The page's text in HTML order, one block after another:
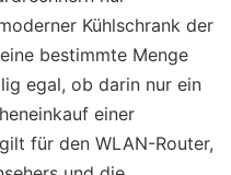
Kühlschrank der
bestimmte Menge
egal, ob darin nur ein
einer
für den WLAN-Router,